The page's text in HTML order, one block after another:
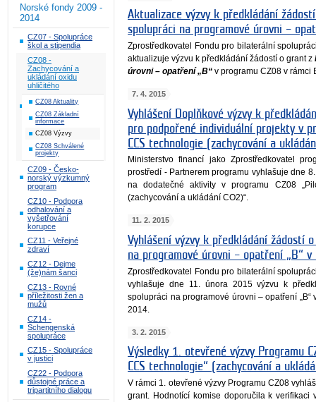
Norské fondy 2009 -
2014
CZ07 - Spolupráce
škol a stipendia
CZ08 -
Zachycování a
ukládání oxidu
uhličitého
CZ08 Aktuality
CZ08 Základní
informace
CZ08 Výzvy
CZ08 Schválené
projekty
CZ09 - Česko-
norský výzkumný
program
CZ10 - Podpora
odhalování a
vyšetřování
korupce
CZ11 - Veřejné
zdraví
CZ12 - Dejme
(že)nám šanci
CZ13 - Rovné
příležitosti žen a
mužů
CZ14 -
Schengenská
spolupráce
CZ15 - Spolupráce
v justici
CZ22 - Podpora
důstojné práce a
tripartitního dialogu
Aktualizace výzvy k předkládání
spolupráci na programové úrovni –
Zprostředkovatel Fondu pro bilaterální
aktualizuje výzvu k předkládání žádostí o grant z
úrovni – opatření „B“ v programu CZ08 v rámci
7. 4. 2015
Vyhlášení Doplňkové výzvy k
pro podpořené individuální projekty v
CCS technologie (zachycování a
Ministerstvo financí jako Zprostředkovatel
prostředí - Partnerem programu vyhlašuje dne
na dodatečné aktivity v programu CZ08
(zachycování a ukládání CO2)“.
11. 2. 2015
Vyhlášení výzvy k předkládání žádostí
na programové úrovni – opatření „B“ v
Zprostředkovatel Fondu pro bilaterální
vyhlašuje dne 11. února 2015 výzvu k
spolupráci na programové úrovni – opatření
2014.
3. 2. 2015
Výsledky 1. otevřené výzvy Programu
CCS technologie“ (zachycování a
V rámci 1. otevřené výzvy Programu CZ08
grant. Hodnotící komise doporučila k